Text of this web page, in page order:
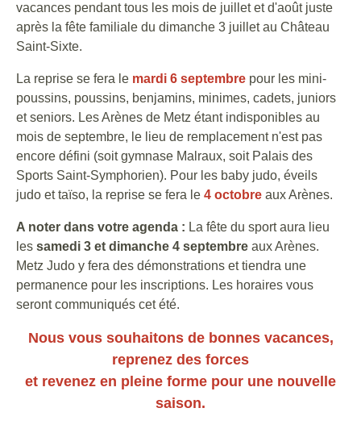
vacances pendant tous les mois de juillet et d'août juste
après la fête familiale du dimanche 3 juillet au Château
Saint-Sixte.
La reprise se fera le mardi 6 septembre pour les mini-
poussins, poussins, benjamins, minimes, cadets, juniors
et seniors. Les Arènes de Metz étant indisponibles au
mois de septembre, le lieu de remplacement n'est pas
encore défini (soit gymnase Malraux, soit Palais des
Sports Saint-Symphorien). Pour les baby judo, éveils
judo et taïso, la reprise se fera le 4 octobre aux Arènes.
A noter dans votre agenda : La fête du sport aura lieu
les samedi 3 et dimanche 4 septembre aux Arènes.
Metz Judo y fera des démonstrations et tiendra une
permanence pour les inscriptions. Les horaires vous
seront communiqués cet été.
Nous vous souhaitons de bonnes vacances,
reprenez des forces
et revenez en pleine forme pour une nouvelle
saison.